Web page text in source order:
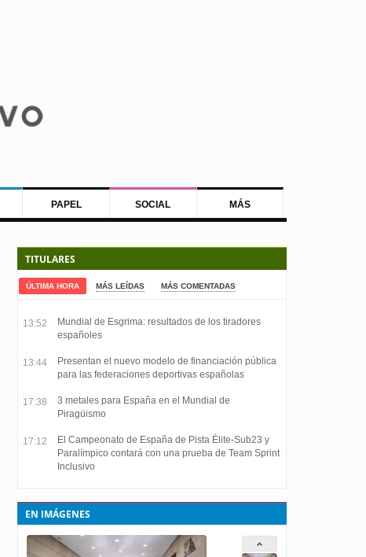
PAPEL SOCIAL MÁS
TITULARES
ÚLTIMA HORA MÁS LEÍDAS MÁS COMENTADAS
13:52
Mundial de Esgrima: resultados de los tiradores
españoles
13:44
Presentan el nuevo modelo de financiación pública
para las federaciones deportivas españolas
17:38
3 metales para España en el Mundial de
Piragüismo
17:12
El Campeonato de España de Pista Élite-Sub23 y
Paralímpico contará con una prueba de Team Sprint
Inclusivo
EN IMÁGENES